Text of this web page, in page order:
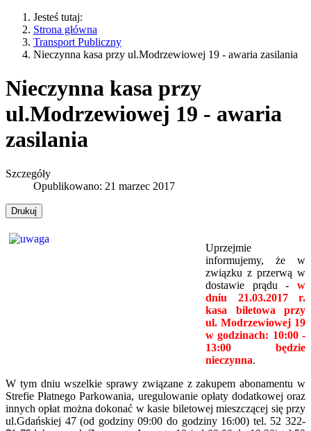
Jesteś tutaj:
Strona główna
Transport Publiczny
Nieczynna kasa przy ul.Modrzewiowej 19 - awaria zasilania
Nieczynna kasa przy
ul.Modrzewiowej 19 - awaria
zasilania
Szczegóły
Opublikowano: 21 marzec 2017
Drukuj
Uprzejmie
informujemy, że w
związku z przerwą w
dostawie prądu - w
dniu
21.03.2017 r.
kasa biletowa przy
ul. Modrzewiowej 19
w godzinach: 10:00 -
13:00 będzie
nieczynna.
W tym dniu wszelkie sprawy związane z zakupem abonamentu w
Strefie Płatnego Parkowania, uregulowanie opłaty dodatkowej oraz
innych opłat można dokonać w kasie biletowej mieszczącej się przy
ul.Gdańskiej 47 (od godziny 09:00 do godziny 16:00) tel. 52 322-